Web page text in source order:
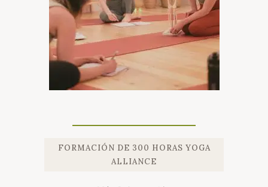
FORMACIÓN DE 300 HORAS YOGA
ALLIANCE